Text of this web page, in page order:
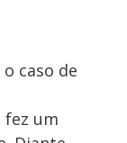
caso de
fez um